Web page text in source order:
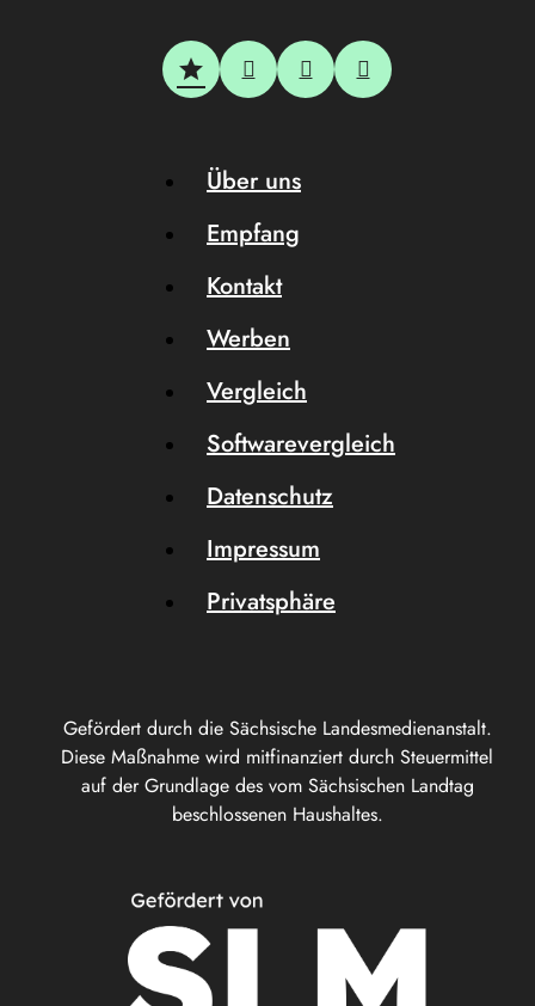
Gefördert durch die Sächsische Landesmedienanstalt.
Diese Maßnahme wird mitfinanziert durch Steuermittel
auf der Grundlage des vom Sächsischen Landtag
beschlossenen Haushaltes.
Über uns
Empfang
Kontakt
Werben
Vergleich
Softwarevergleich
Datenschutz
Impressum
Privatsphäre